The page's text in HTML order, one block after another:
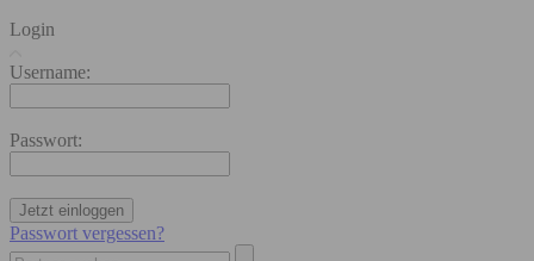
Login
Username:
Passwort:
Jetzt einloggen
Passwort vergessen?